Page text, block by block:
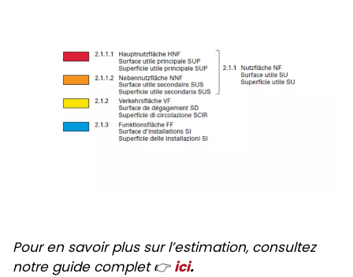
Pour en savoir plus sur l’estimation, consultez
notre guide complet 👉 ici.